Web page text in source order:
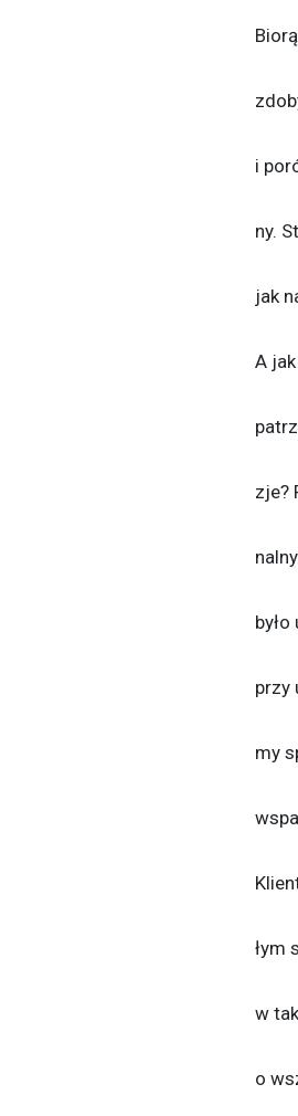
i
ny.
jak
A
zje?
przy
my
łym
w
o